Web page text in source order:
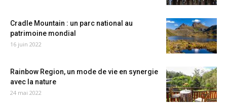
Cradle Mountain : un parc national au
patrimoine mondial
16 juin 2022
Rainbow Region, un mode de vie en synergie
avec la nature
24 mai 2022